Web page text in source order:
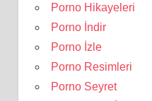
Porno Hikayeleri
Porno İndir
Porno İzle
Porno Resimleri
Porno Seyret